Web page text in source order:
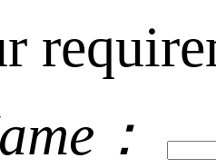
：